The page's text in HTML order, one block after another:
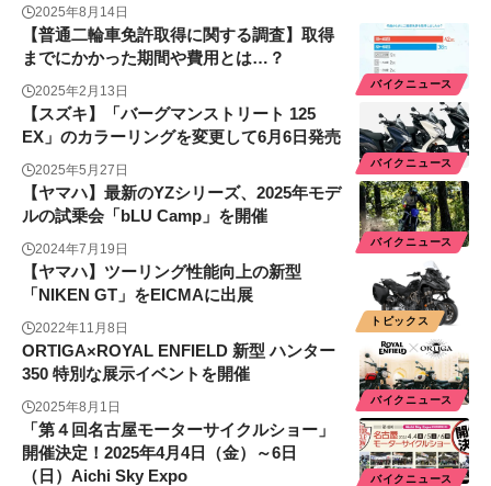
2025年8月14日
バイクニュース
【普通二輪車免許取得に関する調査】取得
までにかかった期間や費用とは…？
2025年2月13日
バイクニュース
【スズキ】「バーグマンストリート 125
EX」のカラーリングを変更して6月6日発売
2025年5月27日
バイクニュース
【ヤマハ】最新のYZシリーズ、2025年モデ
ルの試乗会「bLU Camp」を開催
2024年7月19日
トピックス
【ヤマハ】ツーリング性能向上の新型
「NIKEN GT」をEICMAに出展
2022年11月8日
バイクニュース
ORTIGA×ROYAL ENFIELD 新型 ハンター
350 特別な展示イベントを開催
2025年8月1日
バイクニュース
「第４回名古屋モーターサイクルショー」
開催決定！2025年4月4日（金）～6日
（日）Aichi Sky Expo